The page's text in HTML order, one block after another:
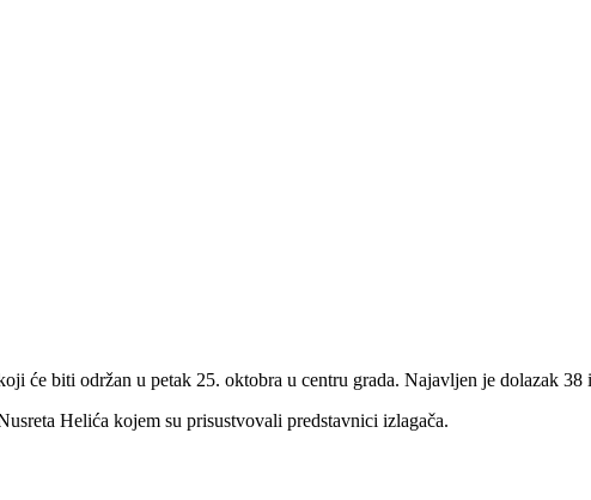
će biti održan u petak 25. oktobra u centru grada. Najavljen je dolazak 38
Helića kojem su prisustvovali predstavnici izlagača.